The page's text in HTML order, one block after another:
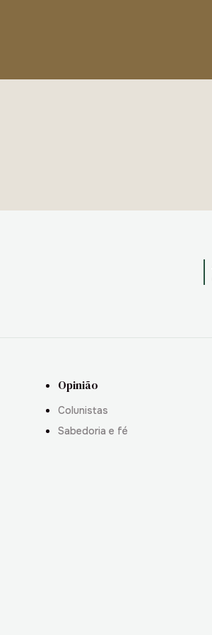
Opinião
Colunistas
Sabedoria e fé